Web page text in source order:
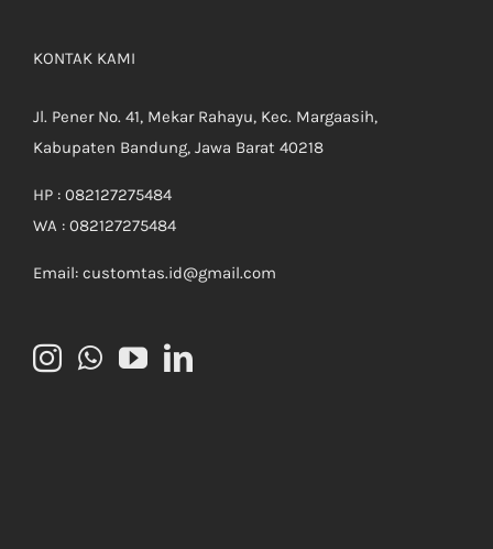
KONTAK KAMI
Jl. Pener No. 41, Mekar Rahayu, Kec. Margaasih,
Kabupaten Bandung, Jawa Barat 40218
HP : 082127275484
WA : 082127275484
Email: customtas.id@gmail.com